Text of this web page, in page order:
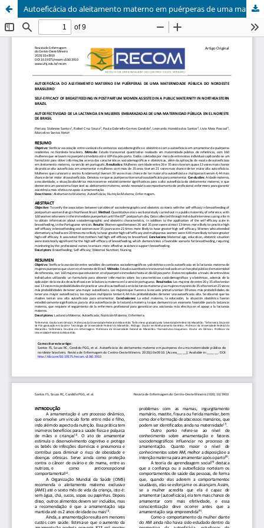
Autoeficácia do aleitamento materno em puérperas de uma maternidade pública do nordeste brasileiro